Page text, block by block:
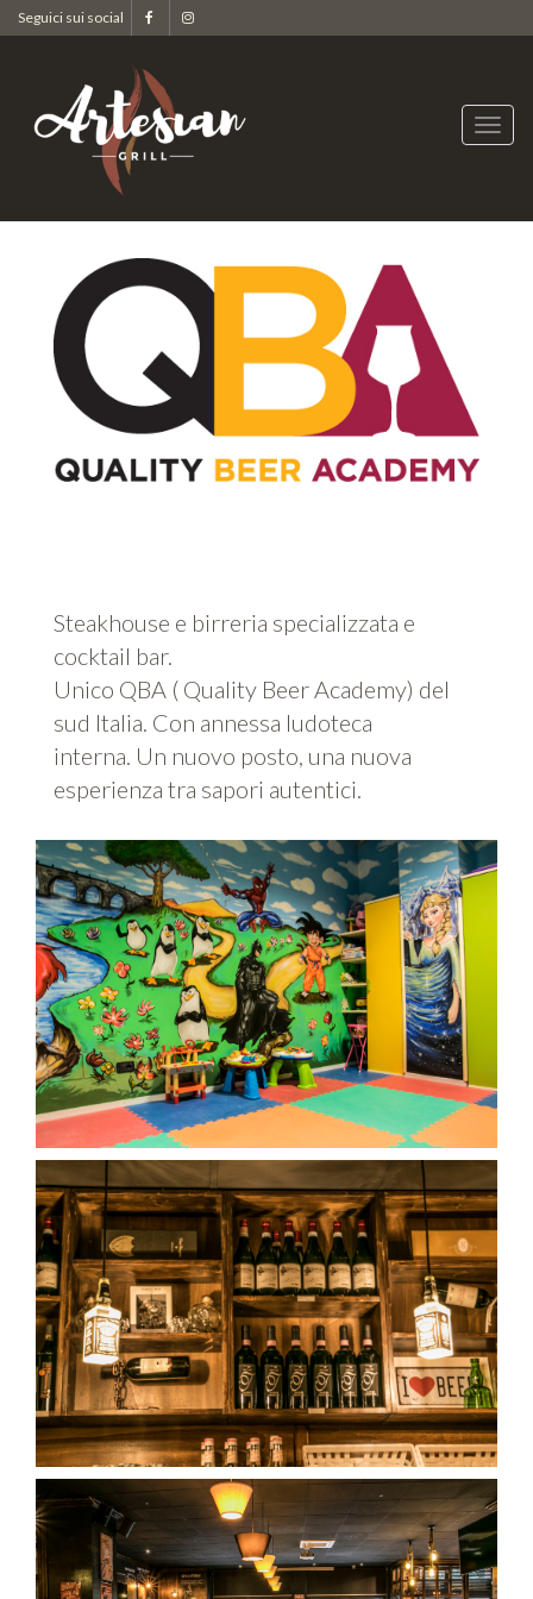
Seguici sui social
Apri
Steakhouse e birreria specializzata e
cocktail bar.
Unico QBA ( Quality Beer Academy) del
sud Italia. Con annessa ludoteca
interna. Un nuovo posto, una nuova
esperienza tra sapori autentici.